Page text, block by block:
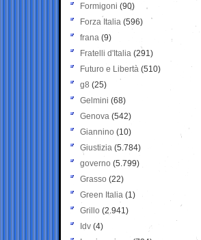
Formigoni (90)
Forza Italia (596)
frana (9)
Fratelli d'Italia (291)
Futuro e Libertà (510)
g8 (25)
Gelmini (68)
Genova (542)
Giannino (10)
Giustizia (5.784)
governo (5.799)
Grasso (22)
Green Italia (1)
Grillo (2.941)
Idv (4)